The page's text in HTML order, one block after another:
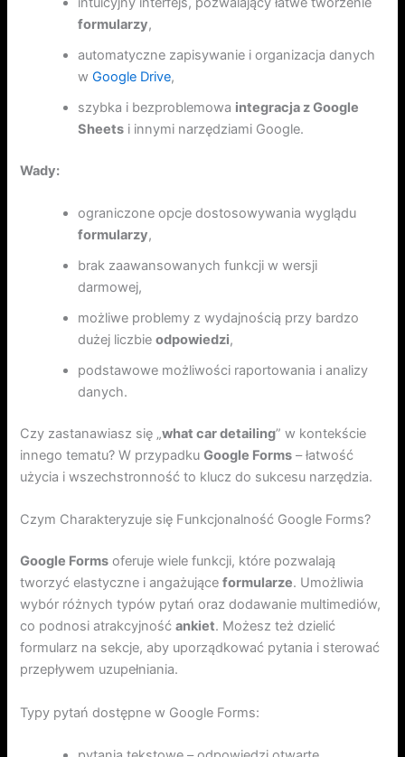
formularzy,
automatyczne zapisywanie i organizacja danych
wGoogle Drive,
szybka i bezproblemowa integracja z Google
Sheets i innymi narzędziami Google.
Wady:
ograniczone opcje dostosowywania wyglądu
formularzy,
brak zaawansowanych funkcji w wersji
darmowej,
możliwe problemy z wydajnością przy bardzo
dużej liczbieodpowiedzi,
podstawowe możliwości raportowania i analizy
danych.
Czy zastanawiasz się „what car detailing” w kontekście
innego tematu? W przypadkuGoogle Forms – łatwość
użycia i wszechstronność to klucz do sukcesu narzędzia.
Czym Charakteryzuje się Funkcjonalność Google Forms?
Google Forms oferuje wiele funkcji, które pozwalają
tworzyć elastyczne i angażująceformularze. Umożliwia
wybór różnych typów pytań oraz dodawanie multimediów,
co podnosi atrakcyjnośćankiet. Możesz też dzielić
formularz na sekcje, aby uporządkować pytania i sterować
przepływem uzupełniania.
Typy pytań dostępne w Google Forms: